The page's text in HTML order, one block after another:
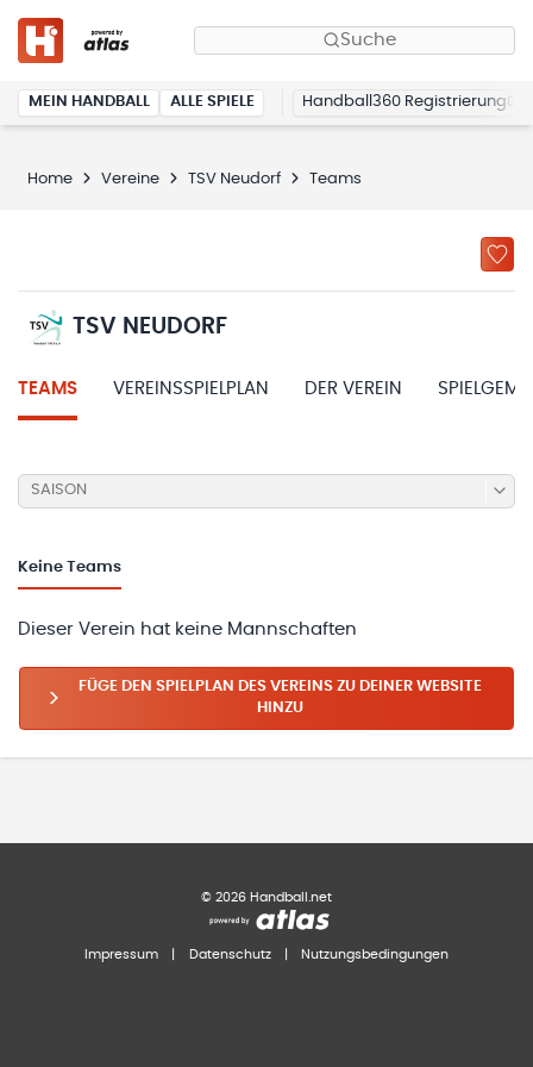
Suche
MEIN HANDBALL ALLE SPIELE Handball360 Registrierung
Home Vereine TSV Neudorf Teams
TSV NEUDORF
TEAMS VEREINSSPIELPLAN DER VEREIN
SAISON
Keine Teams
Dieser Verein hat keine Mannschaften
FÜGE DEN SPIELPLAN DES VEREINS ZU DEINER WEBSITE
HINZU
© 2026 Handball.net
Impressum Datenschutz Nutzungsbedingungen